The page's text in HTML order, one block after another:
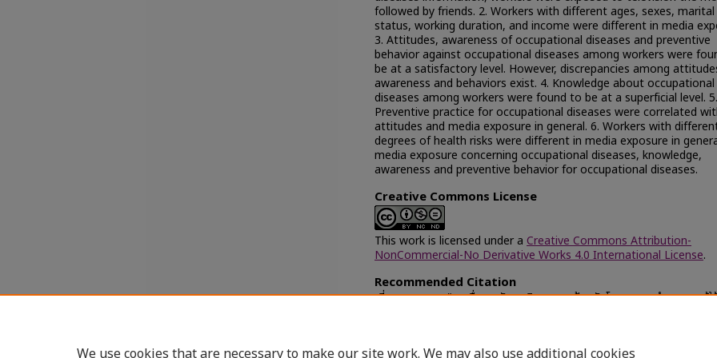
followed by friends. 2. Workers with different ages, sexes, marital
status, working duration, and income were different in media
3. Attitudes, awareness of occupational diseases and preventive
behavior against occupational diseases among workers were
be at a satisfactory level. However, discrepancies among
awareness and behaviors exist. 4. Knowledge about occupational
diseases among workers were found to be at a superficial level. 5.
Preventive practice for occupational diseases were correlated
attitudes and media exposure in general. 6. Workers with
degrees of health risks were different in media exposure in
media exposure concerning occupational diseases, knowledge,
awareness and preventive behavior for occupational diseases.
Creative Commons License
This work is licensed under a Creative Commons Attribution-
NonCommercial-No Derivative Works 4.0 International License.
Recommended Citation
เอี่ยมตาล, อมร, "การสื่อสารกับพฤติกรรมการป้องกันโรคจากการทำงานของผู้ใช้
We use cookies that are necessary to make our site work. We may also use additional cookies